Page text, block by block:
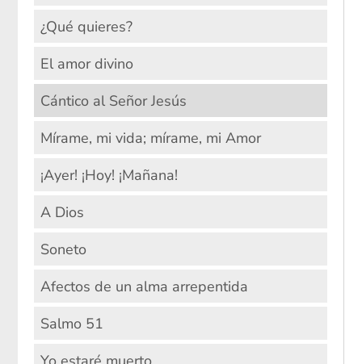
¿Qué quieres?
El amor divino
Cántico al Señor Jesús
Mírame, mi vida; mírame, mi Amor
¡Ayer! ¡Hoy! ¡Mañana!
A Dios
Soneto
Afectos de un alma arrepentida
Salmo 51